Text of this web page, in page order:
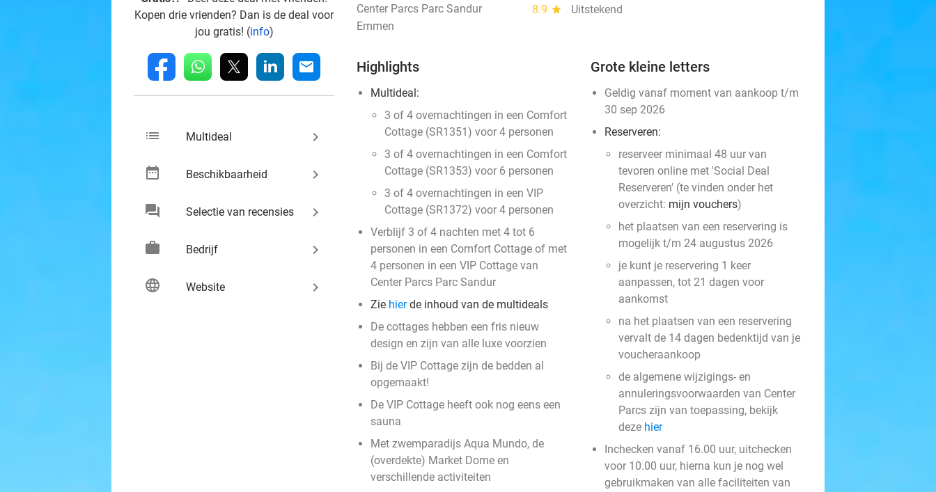
Kopen drie vrienden? Dan is de deal voor
jou gratis! (info)
fb whatsapp linkedin mail
list Multideal keyboard_arrow_right
date_range Beschikbaarheid keyboard_arrow_right
chat Selectie van recensies keyboard_arrow_right
work Bedrijf keyboard_arrow_right
language Website keyboard_arrow_right
Center Parcs Parc Sandur 8.9 star
Uitstekend
Emmen
Highlights
Multideal:
3 of 4 overnachtingen in een Comfort
Cottage (SR1351) voor 4 personen
3 of 4 overnachtingen in een Comfort
Cottage (SR1353) voor 6 personen
3 of 4 overnachtingen in een VIP
Cottage (SR1372) voor 4 personen
Verblijf 3 of 4 nachten met 4 tot 6
personen in een Comfort Cottage of met
4 personen in een VIP Cottage van
Center Parcs Parc Sandur
Zie hierde inhoud van de multideals
De cottages hebben een fris nieuw
design en zijn van alle luxe voorzien
Bij de VIP Cottage zijn de bedden al
opgemaakt!
De VIP Cottage heeft ook nog eens een
sauna
Met zwemparadijs Aqua Mundo, de
(overdekte) Market Dome en
verschillende activiteiten
Grote kleine letters
Geldig vanaf moment van aankoop t/m
30 sep 2026
Reserveren:
reserveer minimaal 48 uur van
tevoren online met 'Social Deal
Reserveren' (te vinden onder het
overzicht: mijn vouchers)
het plaatsen van een reservering is
mogelijk t/m 24 augustus 2026
je kunt je reservering 1 keer
aanpassen, tot 21 dagen voor
aankomst
na het plaatsen van een reservering
vervalt de 14 dagen bedenktijd van je
voucheraankoop
de algemene wijzigings- en
annuleringsvoorwaarden van Center
Parcs zijn van toepassing, bekijk
deze hier
Inchecken vanaf 16.00 uur, uitchecken
voor 10.00 uur, hierna kun je nog wel
gebruikmaken van alle faciliteiten van